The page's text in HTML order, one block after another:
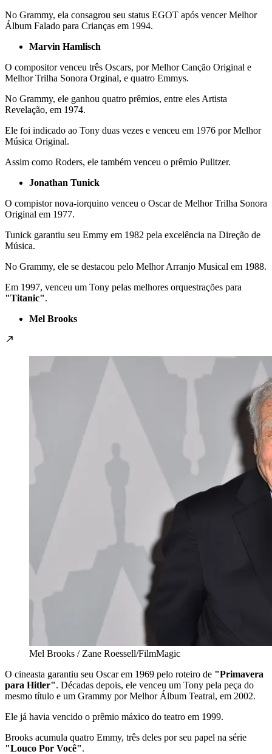
No Grammy, ela consagrou seu status EGOT após vencer Melhor
Álbum Falado para Crianças em 1994.
Marvin Hamlisch
O compositor venceu três Oscars, por Melhor Canção Original e
Melhor Trilha Sonora Orginal, e quatro Emmys.
No Grammy, ele ganhou quatro prêmios, entre eles Artista
Revelação, em 1974.
Ele foi indicado ao Tony duas vezes e venceu em 1976 por Melhor
Música Original.
Assim como Roders, ele também venceu o prêmio Pulitzer.
Jonathan Tunick
O compistor nova-iorquino venceu o Oscar de Melhor Trilha Sonora
Original em 1977.
Tunick garantiu seu Emmy em 1982 pela excelência na Direção de
Música.
No Grammy, ele se destacou pelo Melhor Arranjo Musical em 1988.
Em 1997, venceu um Tony pelas melhores orquestrações para
"Titanic".
Mel Brooks
Mel Brooks / Zane Roessell/FilmMagic
O cineasta garantiu seu Oscar em 1969 pelo roteiro de "Primavera
para Hitler". Décadas depois, ele venceu um Tony pela peça do
mesmo título e um Grammy por Melhor Álbum Teatral, em 2002.
Ele já havia vencido o prêmio máxico do teatro em 1999.
Brooks acumula quatro Emmy, três deles por seu papel na série
"Louco Por Você".